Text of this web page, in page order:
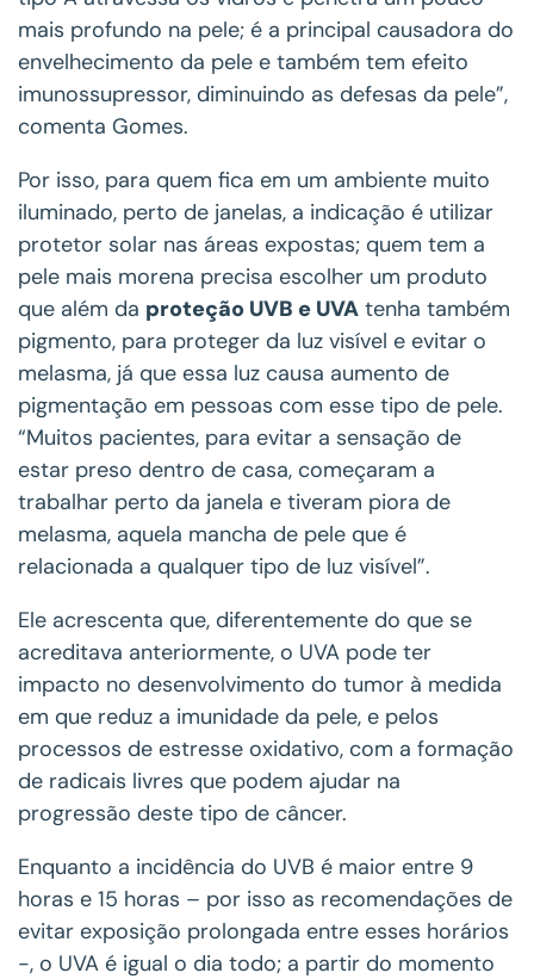
mais profundo na pele; é a principal causadora do
envelhecimento da pele e também tem efeito
imunossupressor, diminuindo as defesas da pele”,
comenta Gomes.
Por isso, para quem fica em um ambiente muito
iluminado, perto de janelas, a indicação é utilizar
protetor solar nas áreas expostas; quem tem a
pele mais morena precisa escolher um produto
que além da proteção UVB e UVA tenha também
pigmento, para proteger da luz visível e evitar o
melasma, já que essa luz causa aumento de
pigmentação em pessoas com esse tipo de pele.
“Muitos pacientes, para evitar a sensação de
estar preso dentro de casa, começaram a
trabalhar perto da janela e tiveram piora de
melasma, aquela mancha de pele que é
relacionada a qualquer tipo de luz visível”.
Ele acrescenta que, diferentemente do que se
acreditava anteriormente, o UVA pode ter
impacto no desenvolvimento do tumor à medida
em que reduz a imunidade da pele, e pelos
processos de estresse oxidativo, com a formação
de radicais livres que podem ajudar na
progressão deste tipo de câncer.
Enquanto a incidência do UVB é maior entre 9
horas e 15 horas – por isso as recomendações de
evitar exposição prolongada entre esses horários
-, o UVA é igual o dia todo; a partir do momento